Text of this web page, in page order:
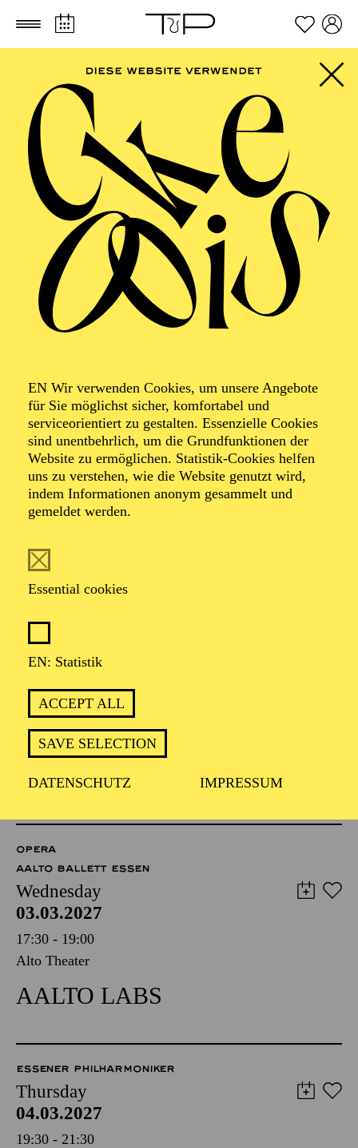
Zum Hauptinhalt springen Zum Footer springen
EN Wir verwenden Cookies, um unsere Angebote
für Sie möglichst sicher, komfortabel und
serviceorientiert zu gestalten. Essenzielle Cookies
sind unentbehrlich, um die Grundfunktionen der
Website zu ermöglichen. Statistik-Cookies helfen
uns zu verstehen, wie die Website genutzt wird,
indem Informationen anonym gesammelt und
gemeldet werden.
Essential cookies
EN: Statistik
ACCEPT ALL
SAVE SELECTION
DATENSCHUTZ IMPRESSUM
FILTER
MARCH 2027
PHILHARMONIE ESSEN
Monday
01.03.2027
10:00 - 10:45
RWE Pavillon
ABENTEUER MUSIK
EINE WELTMUSIK-REISE
Für Kinder von 3 bis 6 Jahren
TICKETS
12,00€
OPERA
Wednesday
03.03.2027
15:30 - 17:30
Aalto-Foyer
ÖFFENTLICHE THEATER­
FÜHRUNG
OPERA
AALTO BALLETT ESSEN
Wednesday
03.03.2027
17:30 - 19:00
Alto Theater
AALTO LABS
ESSENER PHILHARMONIKER
Thursday
04.03.2027
19:30 - 21:30